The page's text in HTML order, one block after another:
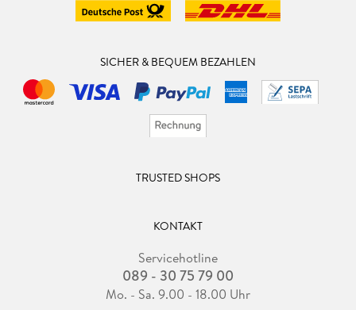
SICHER & BEQUEM BEZAHLEN
TRUSTED SHOPS
KONTAKT
Servicehotline
089 - 30 75 79 00
Mo. - Sa. 9.00 - 18.00 Uhr